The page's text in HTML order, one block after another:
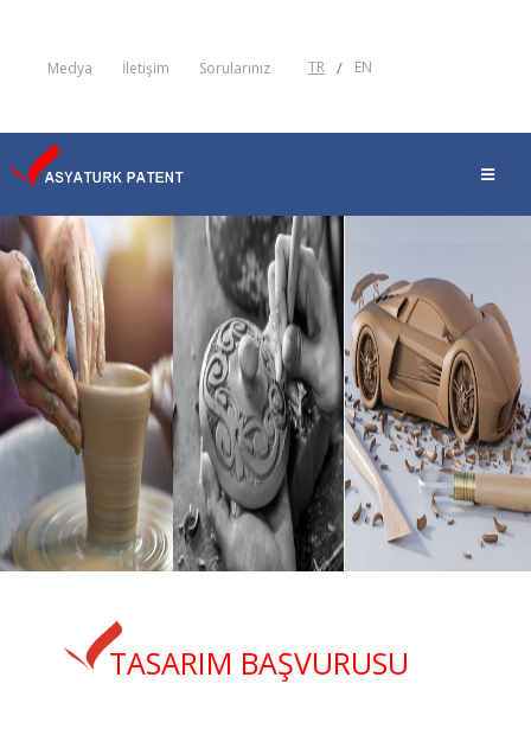
Medya İletişim Sorularınız TR / EN
TASARIM BAŞVURUSU